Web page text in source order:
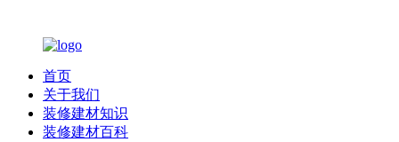
首页
关于我们
装修建材知识
装修建材百科